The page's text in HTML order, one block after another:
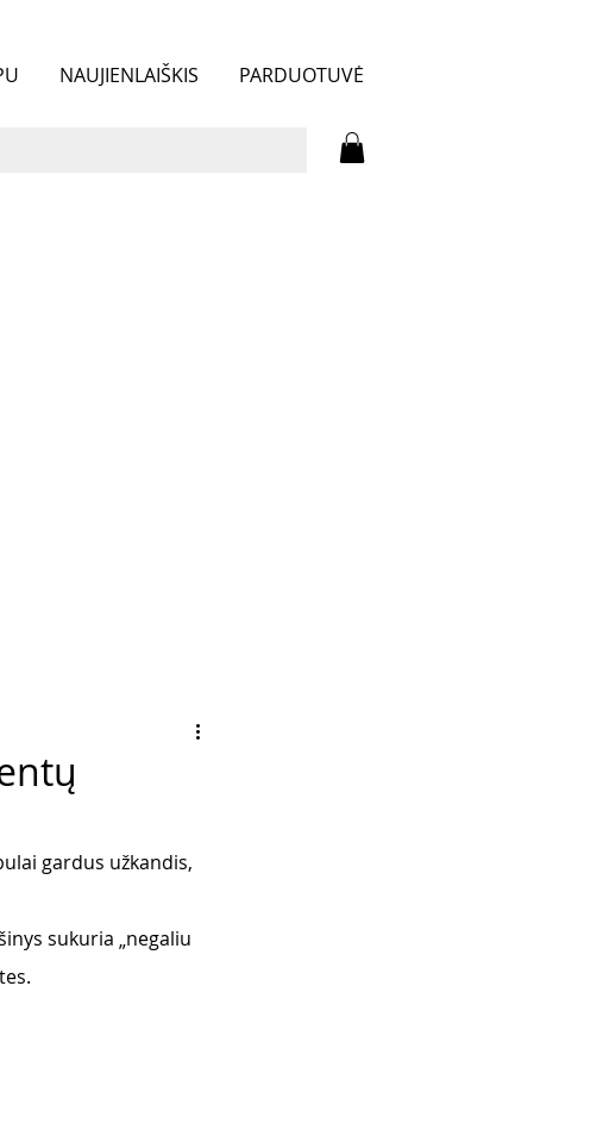
NAUJIENLAIŠKIS PARDUOTUVĖ
gardus užkandis,
sukuria „negaliu